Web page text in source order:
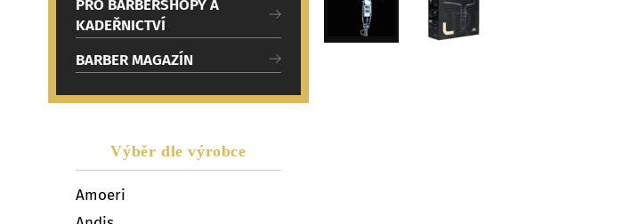
PRO BARBERSHOPY A
KADEŘNICTVÍ
BARBER MAGAZÍN
Výběr dle výrobce
Amoeri